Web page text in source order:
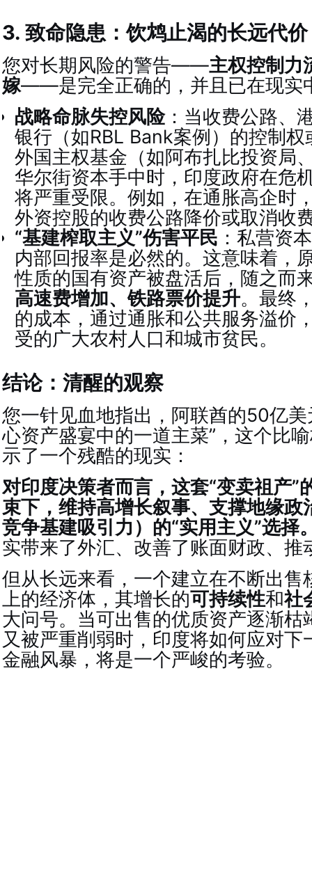
3. 致命隐患：饮鸩止渴的长远代价
您对长期风险的警告——主权控制力
嫁——是完全正确的，并且已在现实
战略命脉失控风险：当收费公路、
银行（如RBL Bank案例）的控制
外国主权基金（如阿布扎比投资局
华尔街资本手中时，印度政府在危
将严重受限。例如，在通胀高企时
外资控股的收费公路降价或取消收
“基建榨取主义”伤害平民 ：私营资
内部回报率是必然的。这意味着，
性质的国有资产被盘活后，随之而
高速费增加、铁路票价提升。最终
的成本，通过通胀和公共服务溢价
受的广大农村人口和城市贫民。
结论：清醒的观察
您一针见血地指出，阿联酋的50亿美
心资产盛宴中的一道主菜”，这个比
示了一个残酷的现实：
对印度决策者而言，这套“变卖祖产”
束下，维持高增长叙事、支撑地缘政
竞争基建吸引力）的“实用主义”选择
实带来了外汇、改善了账面财政、推
但从长远来看，一个建立在不断出售
上的经济体，其增长的可持续性和社
大问号。当可出售的优质资产逐渐枯
又被严重削弱时，印度将如何应对下
金融风暴，将是一个严峻的考验。